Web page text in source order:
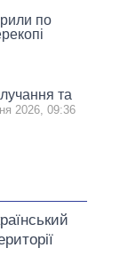
по
та
2026, 09:36